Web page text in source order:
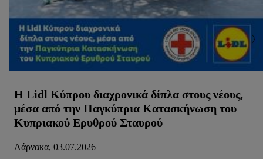
Η Lidl Κύπρου διαχρονικά δίπλα στους νέους,
μέσα από την Παγκύπρια Κατασκήνωση του
Κυπριακού Ερυθρού Σταυρού
Λάρνακα, 03.07.2026